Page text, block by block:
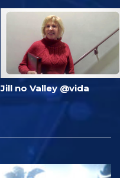
Jill no Valley @vida